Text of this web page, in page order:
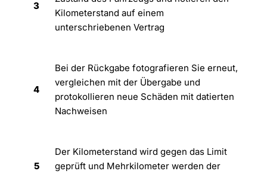
3
Kilometerstand auf einem
unterschriebenen Vertrag
4
Bei der Rückgabe fotografieren Sie erneut,
vergleichen mit der Übergabe und
protokollieren neue Schäden mit datierten
Nachweisen
5
Der Kilometerstand wird gegen das Limit
geprüft und Mehrkilometer werden der